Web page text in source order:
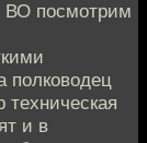
ВО посмотрим
полководец
техническая
и в